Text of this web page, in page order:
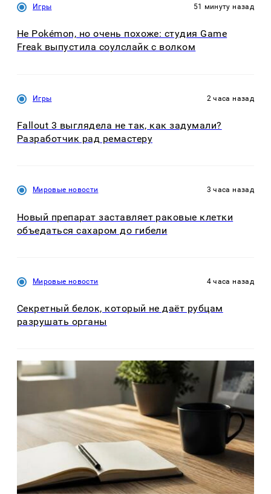
Игры 51 минуту назад
Не Pokémon, но очень похоже: студия Game
Freak выпустила соулслайк с волком
Игры 2 часа назад
Fallout 3 выглядела не так, как задумали?
Разработчик рад ремастеру
Мировые новости 3 часа назад
Новый препарат заставляет раковые клетки
объедаться сахаром до гибели
Мировые новости 4 часа назад
Секретный белок, который не даёт рубцам
разрушать органы